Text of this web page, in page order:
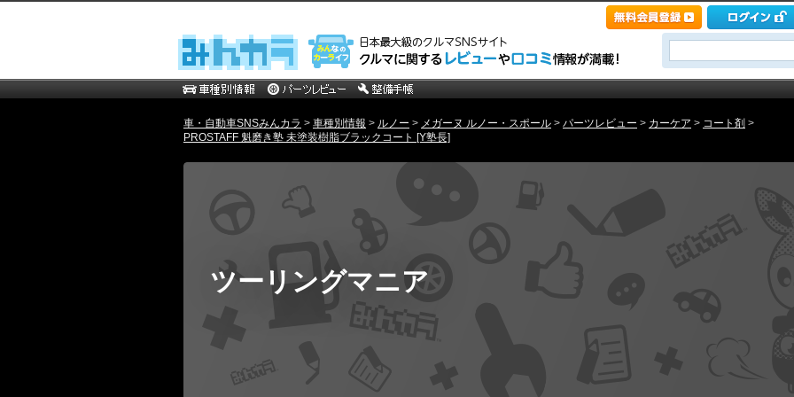
車・自動車SNSみんカラ > 車種別情報 > ルノー > メガーヌ ルノー・スポール > パーツレビュー > カーケア > コート剤 >
PROSTAFF 魁磨き塾 未塗装樹脂ブラックコート [Y塾長]
ツーリングマニア